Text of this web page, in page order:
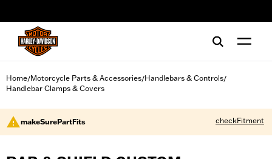
Home/Motorcycle Parts & Accessories/Handlebars & Controls/
Handlebar Clamps & Covers
makeSurePartFits checkFitment